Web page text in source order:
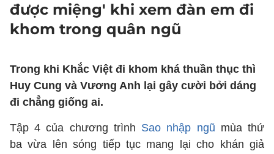
được miệng' khi xem đàn em đi
khom trong quân ngũ
Trong khi Khắc Việt đi khom khá thuần thục thì
Huy Cung và Vương Anh lại gây cười bởi dáng
đi chẳng giống ai.
Tập 4 của chương trình Sao nhập ngũ mùa thứ
ba vừa lên sóng tiếp tục mang lại cho khán giả